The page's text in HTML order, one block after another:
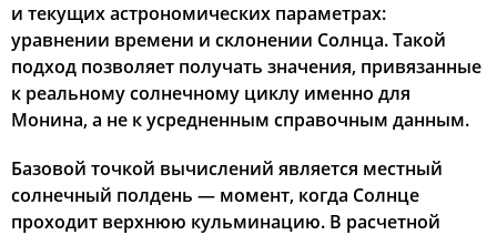
16, Вс 02:37 05:01 12:32 16:33 20:02
17, Пн 02:38 05:02 12:31 16:32 19:59 22:12
18, Вт 02:39 05:04 12:31 16:31 19:57 22:08
19, Ср 02:43 05:06 12:31 16:29 19:54 22:04
20, Чт 02:47 05:08 12:31 16:28 19:52 22:00
и текущих астрономических параметрах:
уравнении времени и склонении Солнца. Такой
подход позволяет получать значения, привязанные
к реальному солнечному циклу именно для
Монина, а не к усредненным справочным данным.
Базовой точкой вычислений является местный
солнечный полдень — момент, когда Солнце
проходит верхнюю кульминацию. В расчетной